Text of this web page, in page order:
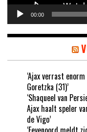
00:00
‘Ajax verrast
Goretzka (31)’
‘Shaqueel van
Ajax haalt speler
de Vigo’